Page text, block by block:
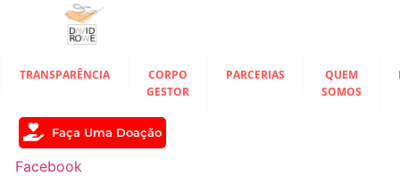
conteúdo
TRANSPARÊNCIA
CORPO
GESTOR
PARCERIAS
QUEM
SOMOS
Faça Uma Doação
Facebook